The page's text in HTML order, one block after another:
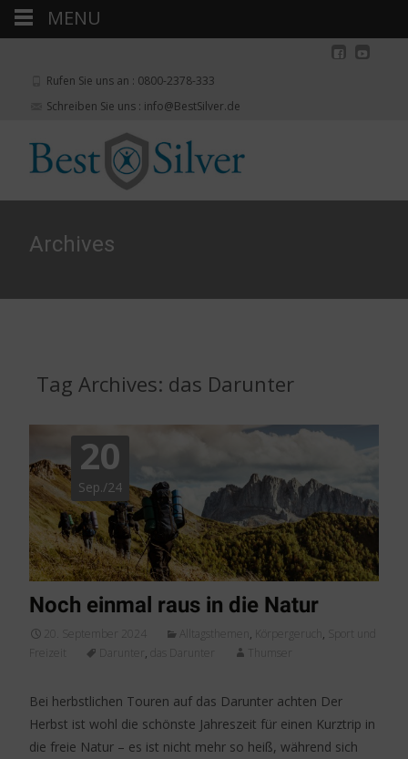
Rufen Sie uns an : 0800-2378-333
Schreiben Sie uns : info@BestSilver.de
Archives
Tag Archives: das Darunter
20
Sep./24
Noch einmal raus in die Natur
20. September 2024 Alltagsthemen , ,
Sport und
Freizeit
Darunter , das Darunter Thumser
Bei herbstlichen Touren auf das Darunter achten Der
Herbst ist wohl die schönste Jahreszeit für einen Kurztrip in
die freie Natur – es ist nicht mehr so heiß, während sich
MENU